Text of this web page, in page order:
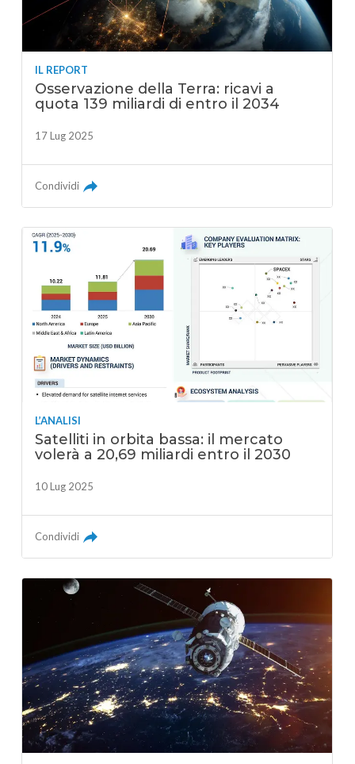
IL REPORT
Osservazione della Terra: ricavi a
quota 139 miliardi di entro il 2034
17 Lug 2025
Condividi
L’ANALISI
Satelliti in orbita bassa: il mercato
volerà a 20,69 miliardi entro il 2030
10 Lug 2025
Condividi